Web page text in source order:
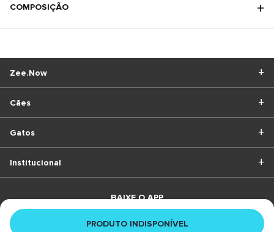
PRODUTO INDISPONÍVEL
COMPOSIÇÃO
Cães
Gatos
Zee.Now
Institucional
BAIXE O APP